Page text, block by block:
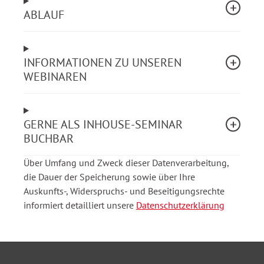
Personalhaushalt und Stellenbewirtschaftung
zusammenwirken. Die Teilnehmenden erhalten
Einblicke in organisatorische und personelle
Haushaltsplanung und -beratung entscheidend
beeinflussen.
Aus dem Webinarinhalt
Einstieg in das Personalkostenmanagement
Der Personalhaushalt/Stellenplan als rechtliche
Der Kreislauf im Hauhaltsaufstellungsverfahren-
ABLAUF
INFORMATIONEN ZU UNSEREN
WEBINAREN
GERNE ALS INHOUSE-SEMINAR
BUCHBAR
Über Umfang und Zweck dieser Datenverarbeitung,
die Dauer der Speicherung sowie über Ihre
Auskunfts-, Widerspruchs- und Beseitigungsrechte
informiert detailliert unsere Datenschutzerklärung